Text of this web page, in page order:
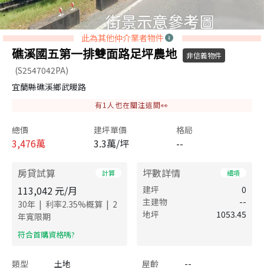
此為其他仲介業者物件
礁溪國五第一排雙面路足坪農地 非信義物件
(S2547042PA)
宜蘭縣礁溪鄉武暖路
有1 人也在關注這間👀
總價
3,476萬
建坪單價
3.3萬/坪
格局
--
房貸試算 計算
113,042 元/月
30年 | 利率2.35%概算 | 2
年寬限期
​符合首購資格嗎?
坪數詳情 細項
建坪
0
主建物
--
地坪
1053.45
類型 土地 屋齡
--